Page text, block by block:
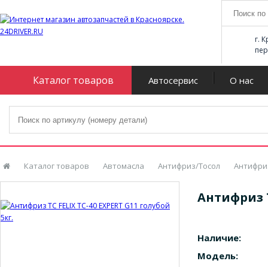
г.
Каталог товаров Автосервис О нас
Каталог товаров Автомасла Антифриз/Тосол
Антифриз
Наличие:
Модель: